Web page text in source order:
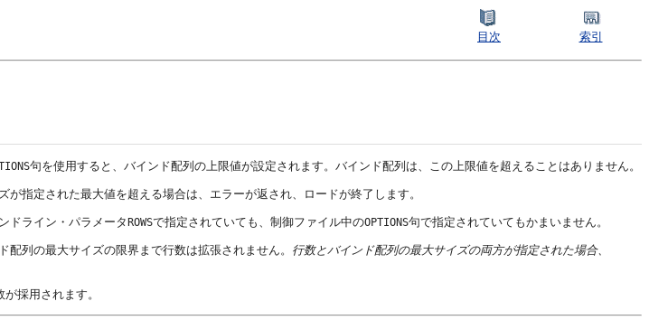
目次 索引
句を使用すると、バインド配列の上限値が設定されます。バインド配列は、この上限値を超えることはありません。
指定された最大値を超える場合は、エラーが返され、ロードが終了します。
ドライン・パラメータROWSで指定されていても、制御ファイル中のOPTIONS句で指定されていてもかまいません。
列の最大サイズの限界まで行数は拡張されません。 行数とバインド配列の最大サイズの両方が指定された場合、
採用されます。